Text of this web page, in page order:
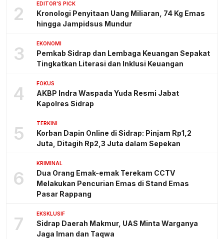
2 EDITOR'S PICK
Kronologi Penyitaan Uang Miliaran, 74 Kg Emas
hingga Jampidsus Mundur
3 EKONOMI
Pemkab Sidrap dan Lembaga Keuangan Sepakat
Tingkatkan Literasi dan Inklusi Keuangan
4 FOKUS
AKBP Indra Waspada Yuda Resmi Jabat
Kapolres Sidrap
5 TERKINI
Korban Dapin Online di Sidrap: Pinjam Rp1,2
Juta, Ditagih Rp2,3 Juta dalam Sepekan
6
KRIMINAL
Dua Orang Emak-emak Terekam CCTV
Melakukan Pencurian Emas di Stand Emas
Pasar Rappang
7 EKSKLUSIF
Sidrap Daerah Makmur, UAS Minta Warganya
Jaga Iman dan Taqwa